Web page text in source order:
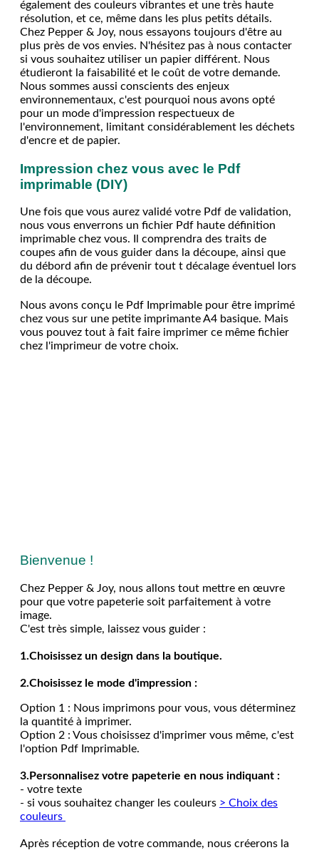
également des couleurs vibrantes et une très haute
résolution, et ce, même dans les plus petits détails.
Chez Pepper & Joy, nous essayons toujours d'être au
plus près de vos envies. N'hésitez pas à nous contacter
si vous souhaitez utiliser un papier différent. Nous
étudieront la faisabilité et le coût de votre demande.
Nous sommes aussi conscients des enjeux
environnementaux, c'est pourquoi nous avons opté
pour un mode d'impression respectueux de
l'environnement, limitant considérablement les déchets
d'encre et de papier.
Impression chez vous avec le Pdf
imprimable (DIY)
Une fois que vous aurez validé votre Pdf de validation,
nous vous enverrons un fichier Pdf haute définition
imprimable chez vous. Il comprendra des traits de
coupes afin de vous guider dans la découpe, ainsi que
du débord afin de prévenir tout t décalage éventuel lors
de la découpe.
Nous avons conçu le Pdf Imprimable pour être imprimé
chez vous sur une petite imprimante A4 basique. Mais
vous pouvez tout à fait faire imprimer ce même fichier
chez l'imprimeur de votre choix.
Bienvenue !
Chez Pepper & Joy, nous allons tout mettre en œuvre
pour que votre papeterie soit parfaitement à votre
image.
C'est très simple, laissez vous guider :
1.Choisissez un design dans la boutique.
2.Choisissez le mode d'impression :
Option 1 : Nous imprimons pour vous, vous déterminez
la quantité à imprimer.
Option 2 : Vous choisissez d'imprimer vous même, c'est
l'option Pdf Imprimable.
3.Personnalisez votre papeterie en nous indiquant :
- votre texte
- si vous souhaitez changer les couleurs > Choix des
couleurs
Après réception de votre commande, nous créerons la